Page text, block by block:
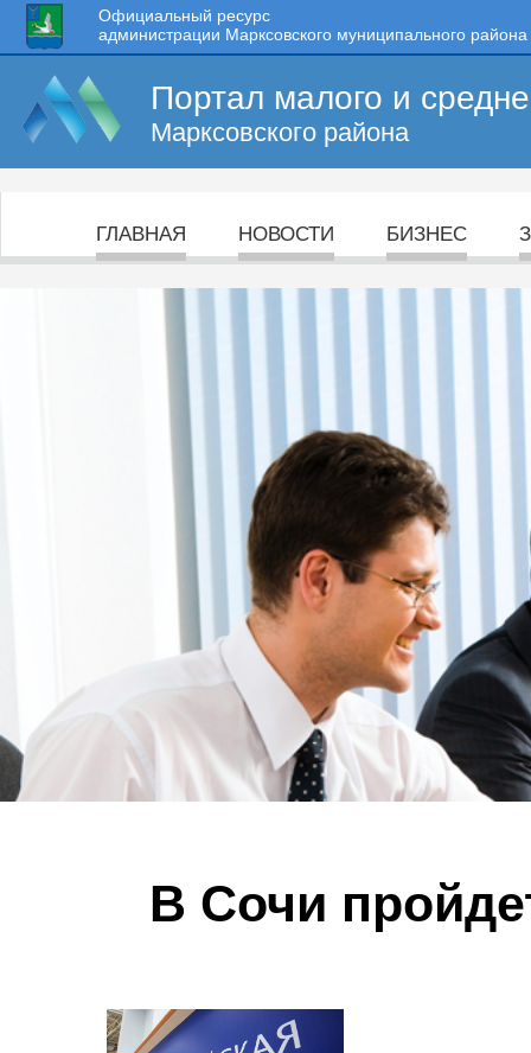
Официальный ресурс
администрации Марксовского муниципального района
Портал малого и
Марксовского района
ГЛАВНАЯ НОВОСТИ БИЗНЕС
В Сочи